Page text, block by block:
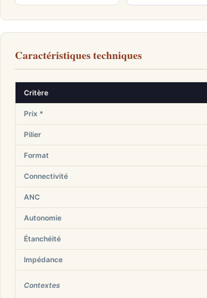
Caractéristiques techniques
Critère
Prix *
Pilier
Format
Connectivité
ANC
Autonomie
Étanchéité
Impédance
Contextes